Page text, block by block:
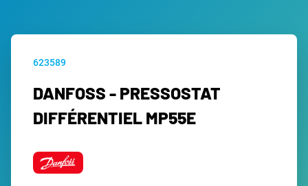
623589
DANFOSS - PRESSOSTAT
DIFFÉRENTIEL MP55E